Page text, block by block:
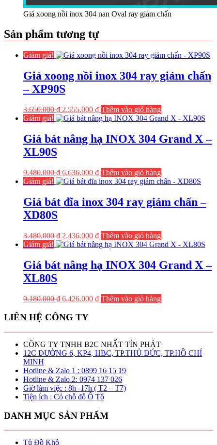
Giá xoong nồi inox 304 nan Oval ray giảm chấn
Sản phẩm tương tự
Giảm giá!
Giá xoong nồi inox 304 ray giảm chấn
– XP90S
3.650.000₫ Giá
gốc
3.650.000 ₫.
2.555.000 ₫Giá
hiện
2.555.000 ₫.
Thêm vào giỏ hàng
Giảm giá!
Giá bát nâng hạ INOX 304 Grand X –
XL90S
9.480.000₫ Giá
gốc
9.480.000 ₫.
6.636.000 ₫Giá
hiện
6.636.000 ₫.
Thêm vào giỏ hàng
Giảm giá!
Giá bát đĩa inox 304 ray giảm chấn –
XD80S
3.480.000₫ Giá
gốc
3.480.000 ₫.
2.436.000 ₫Giá
hiện
2.436.000 ₫.
Thêm vào giỏ hàng
Giảm giá!
Giá bát nâng hạ INOX 304 Grand X –
XL80S
9.180.000₫ Giá
là:
6.426.000 ₫Giá
6.426.000 ₫.
Thêm vào giỏ hàng
LIÊN HỆ CÔNG TY
CÔNG TY TNHH B2C NHẤT TÍN PHÁT
12C ĐƯỜNG 6, KP4, HBC, TP.THỦ ĐỨC, TP.HỒ CHÍ
MINH
Hotline & Zalo 1 : 0899 16 15 19
Hotline & Zalo 2: 0974 137 026
Giờ làm việc : 8h -17h ( T2 – T7)
Tiện ích : Có chỗ đỗ Ô Tô
DANH MỤC SẢN PHẨM
Tủ Đồ Khô